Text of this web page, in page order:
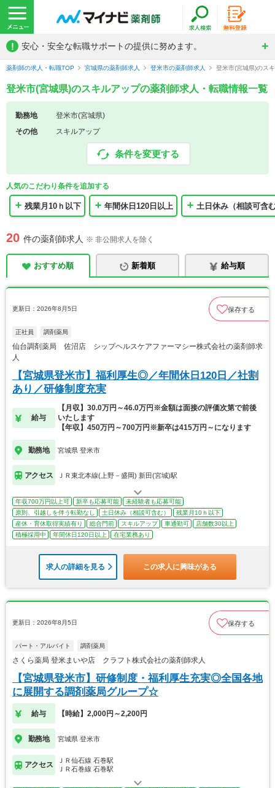
! 安心・安全な転職サポートの提供に努めます。
薬剤師の求人・転職TOP 宮城県の薬剤師求人 登米市の薬剤師求人 登米市(宮城県)のス
登米市(宮城県)のスキルアップの薬剤師求人・転職情報一覧
勤務地
登米市(宮城県)
その他
スキルアップ
条件を変更する
人気のこだわり条件を追加する
残業月10ｈ以下 年間休日120日以上 土日休み（相談可含
20 件の薬剤師求人 ※ 非公開求人を除く
おすすめ順 新着順 給与順
更新日：2026年8月5日 保存する
正社員 調剤薬局
仙台調剤薬局 佐沼店 シップヘルスケアファーマシー株式会社の薬剤師求
人
【宮城県登米市】福利厚生◎／年間休日120日／社割
あり／研修制度充実
給与
【月収】30.0万円～46.0万円※金額は面接の評価次第で前後
いたします
【年収】450万円～700万円※新卒は415万円～になります
勤務地 宮城県 登米市
アクセス ＪＲ東北本線(上野－盛岡) 新田(宮城)駅
年収700万円以上可 新卒も応募可能
未経験者も応募可能
原則、引越しを伴う転勤なし
土日休み（相談可含む）
残業月10ｈ以下
産休・育休取得実績有り
総合門前 スキルアップ 車通勤可
店舗数30以上
積極採用中
年間休日120日以上 在宅業務あり
求人の詳細を見る この求人に興味がある
更新日：2026年8月5日 保存する
パート・アルバイト 調剤薬局
さくら薬局 登米まいや店 クラフト株式会社の薬剤師求人
【宮城県登米市】研修制度・福利厚生充実◎全国各地
に展開する調剤薬局グループ☆
給与 【時給】2,000円～2,200円
勤務地 宮城県 登米市
アクセス
ＪＲ仙石線 石巻駅
ＪＲ石巻線 石巻駅